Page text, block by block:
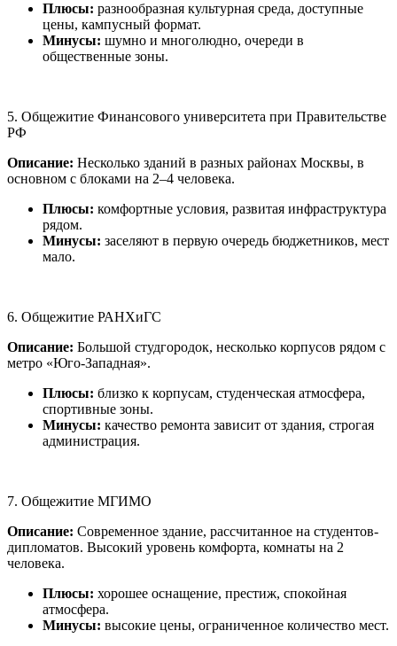
Плюсы: разнообразная культурная среда, доступные
цены, кампусный формат.
Минусы: шумно и многолюдно, очереди в
общественные зоны.
5. Общежитие Финансового университета при Правительстве
РФ
Описание: Несколько зданий в разных районах Москвы, в
основном с блоками на 2–4 человека.
Плюсы: комфортные условия, развитая инфраструктура
рядом.
Минусы: заселяют в первую очередь бюджетников, мест
мало.
6. Общежитие РАНХиГС
Описание: Большой студгородок, несколько корпусов рядом с
метро «Юго-Западная».
Плюсы: близко к корпусам, студенческая атмосфера,
спортивные зоны.
Минусы: качество ремонта зависит от здания, строгая
администрация.
7. Общежитие МГИМО
Описание: Современное здание, рассчитанное на студентов-
дипломатов. Высокий уровень комфорта, комнаты на 2
человека.
Плюсы: хорошее оснащение, престиж, спокойная
атмосфера.
Минусы: высокие цены, ограниченное количество мест.